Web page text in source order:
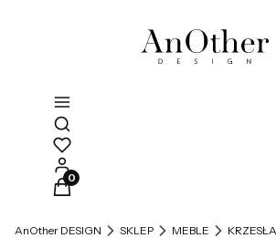
Otwórz wyszukiwarkę
Produkty w koszyku: 0. Zobacz
AnOther DESIGN SKLEP MEBLE KRZESŁA